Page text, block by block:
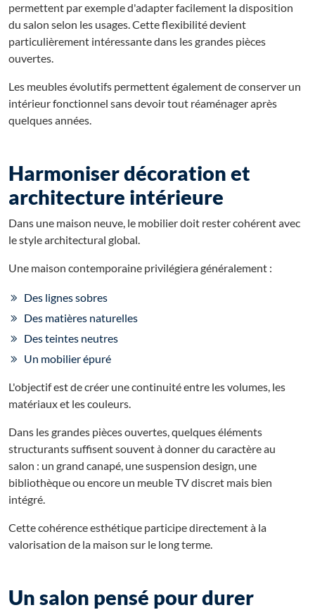
permettent par exemple d'adapter facilement la disposition
du salon selon les usages. Cette flexibilité devient
particulièrement intéressante dans les grandes pièces
ouvertes.
Les meubles évolutifs permettent également de conserver un
intérieur fonctionnel sans devoir tout réaménager après
quelques années.
Harmoniser décoration et
architecture intérieure
Dans une maison neuve, le mobilier doit rester cohérent avec
le style architectural global.
Une maison contemporaine privilégiera généralement :
Des lignes sobres
Des matières naturelles
Des teintes neutres
Un mobilier épuré
L'objectif est de créer une continuité entre les volumes, les
matériaux et les couleurs.
Dans les grandes pièces ouvertes, quelques éléments
structurants suffisent souvent à donner du caractère au
salon : un grand canapé, une suspension design, une
bibliothèque ou encore un meuble TV discret mais bien
intégré.
Cette cohérence esthétique participe directement à la
valorisation de la maison sur le long terme.
Un salon pensé pour durer